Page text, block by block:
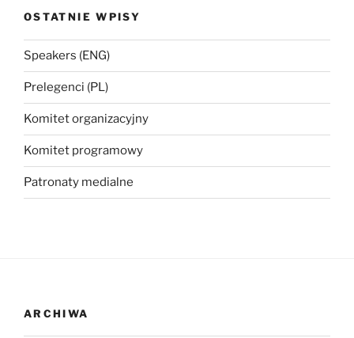
OSTATNIE WPISY
Speakers (ENG)
Prelegenci (PL)
Komitet organizacyjny
Komitet programowy
Patronaty medialne
ARCHIWA